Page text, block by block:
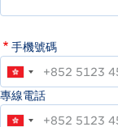
手機號碼
專線電話